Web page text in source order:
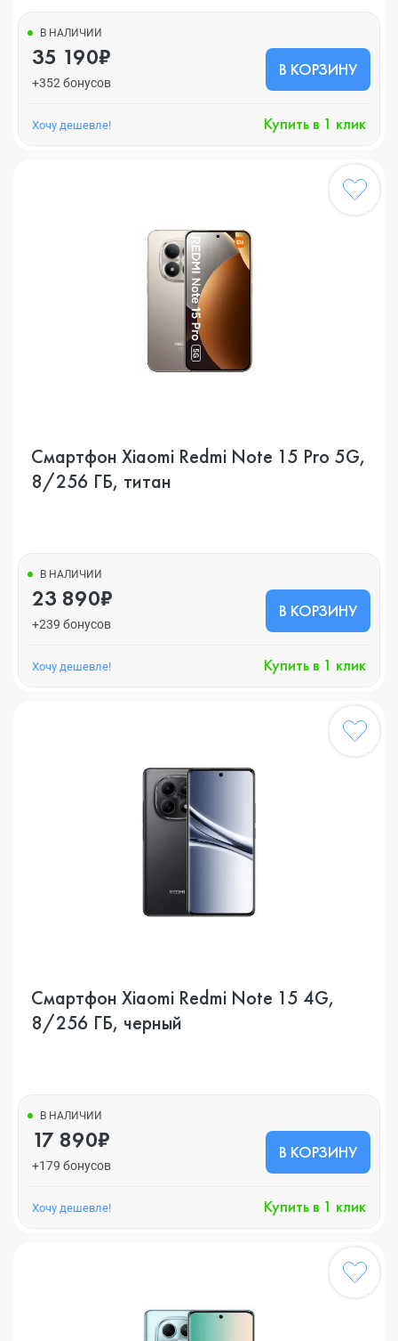
В НАЛИЧИИ
35 190₽
+352 бонусов
В КОРЗИНУ
Хочу дешевле! Купить в 1 клик
Смартфон Xiaomi Redmi Note 15 Pro 5G,
8/256 ГБ, титан
В НАЛИЧИИ
23 890₽
+239 бонусов
В КОРЗИНУ
Хочу дешевле! Купить в 1 клик
Смартфон Xiaomi Redmi Note 15 4G,
8/256 ГБ, черный
В НАЛИЧИИ
17 890₽
+179 бонусов
В КОРЗИНУ
Хочу дешевле! Купить в 1 клик